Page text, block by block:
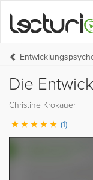
Die
Christine Krokauer
(1)